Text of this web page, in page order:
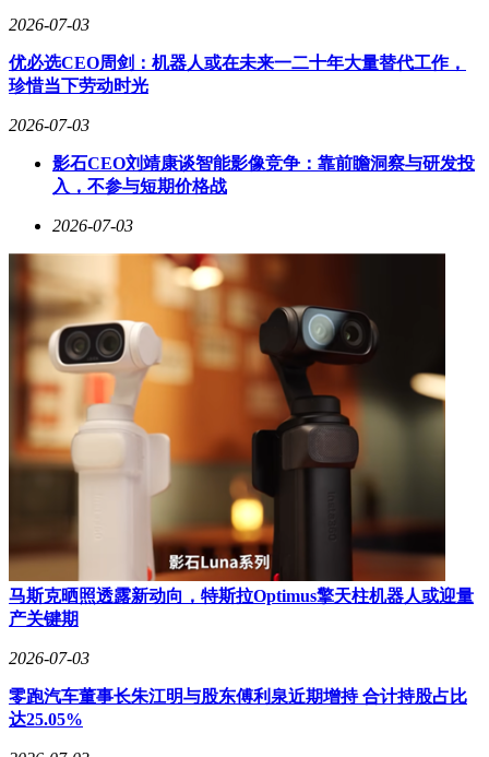
2026-07-03
优必选CEO周剑：机器人或在未来一二十年大量替代工作，
珍惜当下劳动时光
2026-07-03
影石CEO刘靖康谈智能影像竞争：靠前瞻洞察与研发投
入，不参与短期价格战
2026-07-03
马斯克晒照透露新动向，特斯拉Optimus擎天柱机器人或迎量
产关键期
2026-07-03
零跑汽车董事长朱江明与股东傅利泉近期增持 合计持股占比
达25.05%